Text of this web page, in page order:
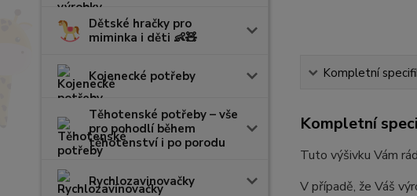
Dětské hračky pro
miminka i děti 👶🧸
Kojenecké potřeby
Těhotenské potřeby – vše
pro pohodlí během
těhotenství i po porodu
Rychlozavinovačky
Kompletní
Kompletní
Tuto výšivku Vám
V případě, že Váš